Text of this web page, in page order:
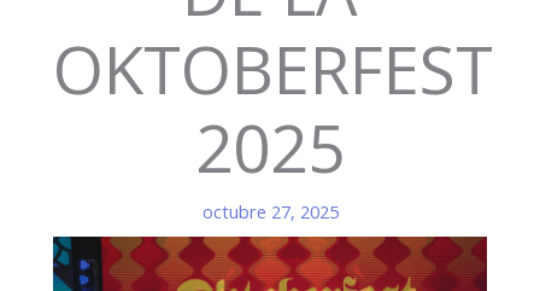
OKTOBERFEST
2025
octubre 27, 2025